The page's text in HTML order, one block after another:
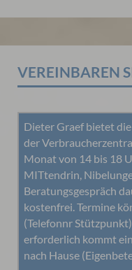
VEREINBAREN
Dieter Graef bietet
der
Monat von 14 bis 18
MITtendrin,
Beratungsgespräch
kostenfrei. Termine
(Telefonnr
erforderlich kommt
nach Hause